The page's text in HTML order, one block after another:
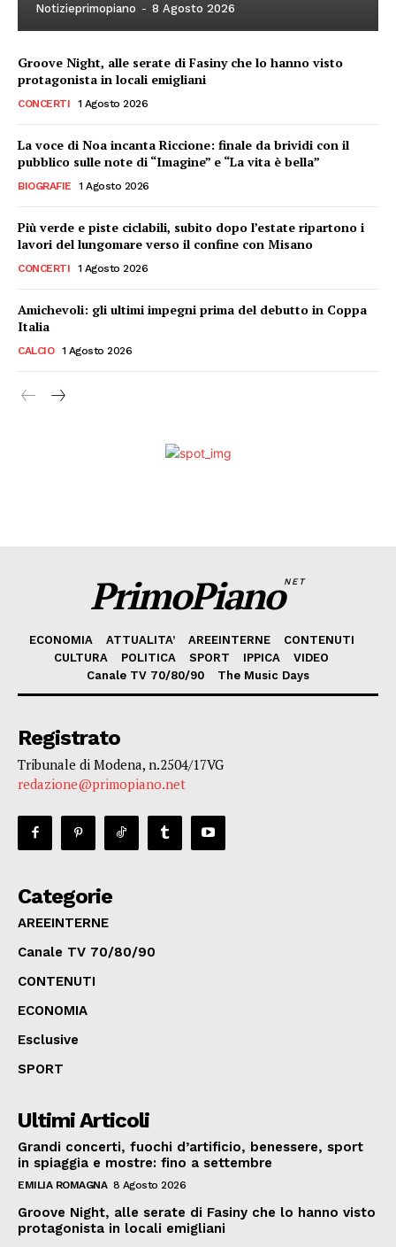
Notizieprimopiano - 8 Agosto 2026
Groove Night, alle serate di Fasiny che lo hanno visto
protagonista in locali emigliani
CONCERTI 1 Agosto 2026
La voce di Noa incanta Riccione: finale da brividi con il
pubblico sulle note di “Imagine” e “La vita è bella”
BIOGRAFIE 1 Agosto 2026
Più verde e piste ciclabili, subito dopo l’estate ripartono i
lavori del lungomare verso il confine con Misano
CONCERTI 1 Agosto 2026
Amichevoli: gli ultimi impegni prima del debutto in Coppa
Italia
CALCIO 1 Agosto 2026
PrimoPianoNET
ECONOMIA ATTUALITA’ AREEINTERNE
CONTENUTI
CULTURA
POLITICA SPORT IPPICA
VIDEO
Canale TV 70/80/90
The Music Days
Registrato
Tribunale di Modena, n.2504/17VG
redazione@primopiano.net
Categorie
AREEINTERNE
Canale TV 70/80/90
CONTENUTI
ECONOMIA
Esclusive
SPORT
Ultimi Articoli
Grandi concerti, fuochi d’artificio, benessere, sport
in spiaggia e mostre: fino a settembre
EMILIA ROMAGNA 8 Agosto 2026
Groove Night, alle serate di Fasiny che lo hanno visto
protagonista in locali emigliani